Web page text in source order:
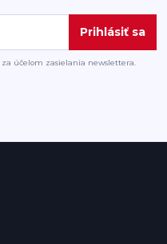
Prihlásiť sa
za účelom zasielania newslettera.